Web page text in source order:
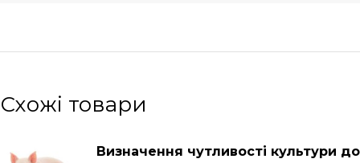
Схожі товари
Визначення чутливості культури до